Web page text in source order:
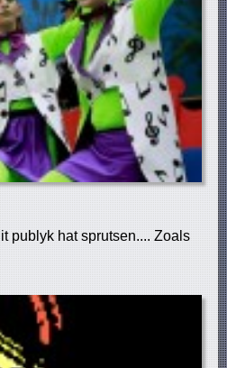
publyk hat sprutsen.... Zoals